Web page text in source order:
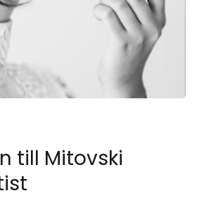
till Mitovski